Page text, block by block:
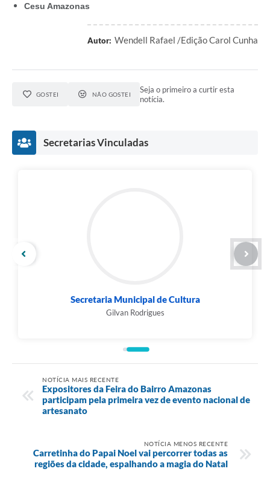
Cesu Amazonas
Autor: Wendell Rafael /Edição Carol Cunha
GOSTEI NÃO GOSTEI
Seja o primeiro a curtir esta
notícia.
Secretarias Vinculadas
Secretaria Municipal de Cultura
Gilvan Rodrigues
NOTÍCIA MAIS RECENTE
Expositores da Feira do Bairro Amazonas
participam pela primeira vez de evento nacional de
artesanato
NOTÍCIA MENOS RECENTE
Carretinha do Papai Noel vai percorrer todas as
regiões da cidade, espalhando a magia do Natal